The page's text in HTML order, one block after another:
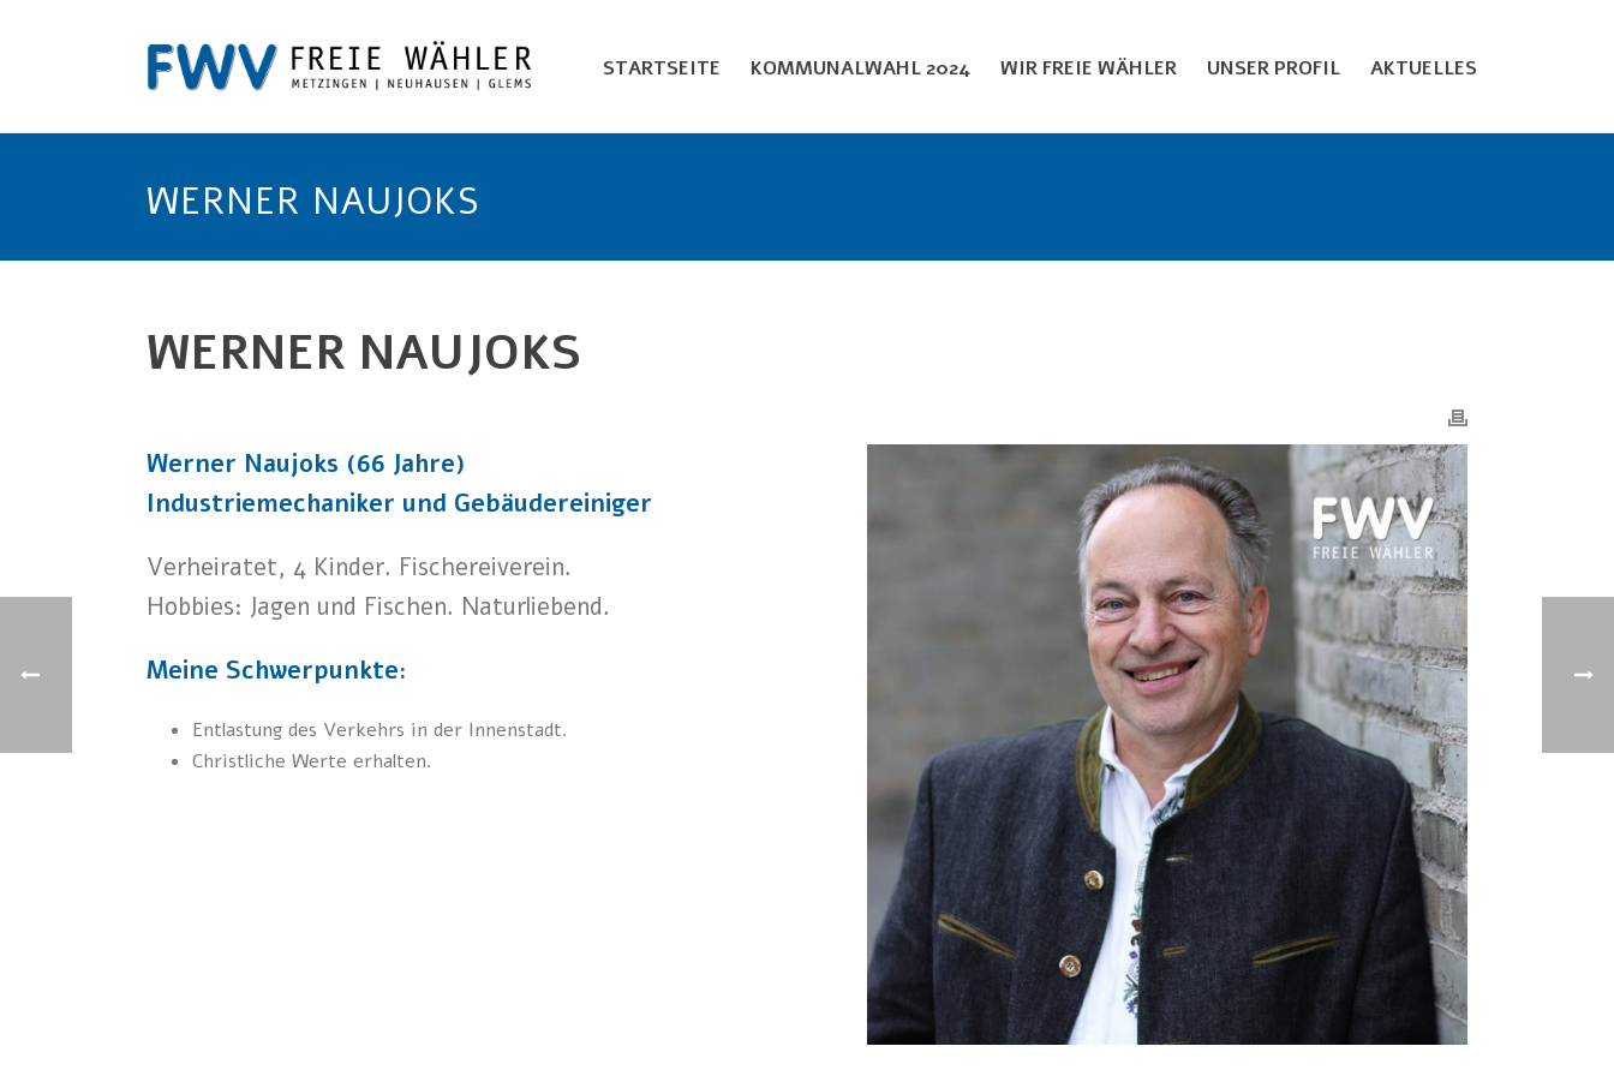
STARTSEITE KOMMUNALWAHL 2024 WIR FREIE WÄHLER UNSER PROFIL AKTUELLES
WERNER NAUJOKS
WERNER NAUJOKS
Werner Naujoks (66 Jahre)
Industriemechaniker und Gebäudereiniger
Verheiratet, 4 Kinder. Fischereiverein.
Hobbies: Jagen und Fischen. Naturliebend.
Meine Schwerpunkte:
Entlastung des Verkehrs in der Innenstadt.
Christliche Werte erhalten.